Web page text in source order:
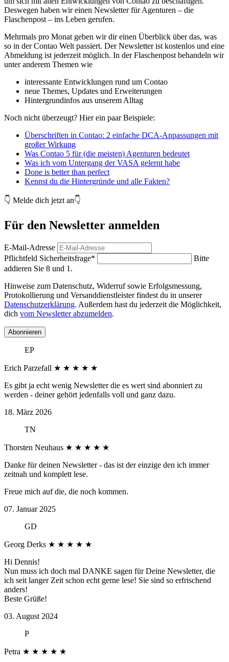
Deswegen haben wir einen Newsletter für Agenturen – die
Flaschenpost – ins Leben gerufen.
Mehrmals pro Monat geben wir dir einen Überblick über das, was
so in der Contao Welt passiert. Der Newsletter ist kostenlos und eine
Abmeldung ist jederzeit möglich. In der Flaschenpost behandeln wir
unter anderem Themen wie
interessante Entwicklungen rund um Contao
neue Themes, Updates und Erweiterungen
Hintergrundinfos aus unserem Alltag
Noch nicht überzeugt? Hier ein paar Beispiele:
Überschriften in Contao: 2 einfache DCA-Anpassungen mit
großer Wirkung
Was Contao 5 für (die meisten) Agenturen bedeutet
Was ich vom Untergang der VASA gelernt habe
Done is better than perfect
Kennst du die Hintergründe und alle Fakten?
👇 Melde dich jetzt an👇
Für den Newsletter anmelden
E-Mail-Adresse
Pflichtfeld Sicherheitsfrage*
Bitte
addieren Sie 8 und 1.
Hinweise zum Datenschutz, Widerruf sowie Erfolgsmessung,
Protokollierung und Versanddienstleister findest du in unserer
Datenschutzerklärung. Außerdem hast du jederzeit die Möglichkeit,
dich vom Newsletter abzumelden.
Abonnieren
EP
Erich Parzefall ★ ★ ★ ★ ★
Es gibt ja echt wenig Newsletter die es wert sind abonniert zu
werden - deiner gehört jedenfalls voll und ganz dazu.
18. März 2026
TN
Thorsten Neuhaus ★ ★ ★ ★ ★
Danke für deinen Newsletter - das ist der einzige den ich immer
zeitnah und komplett lese.
Freue mich auf die, die noch kommen.
07. Januar 2025
GD
Georg Derks ★ ★ ★ ★ ★
Hi Dennis!
Nun muss ich doch mal DANKE sagen für Deine Newsletter, die
ich seit langer Zeit schon echt gerne lese! Sie sind so erfrischend
anders!
Beste Grüße!
03. August 2024
P
Petra ★ ★ ★ ★ ★